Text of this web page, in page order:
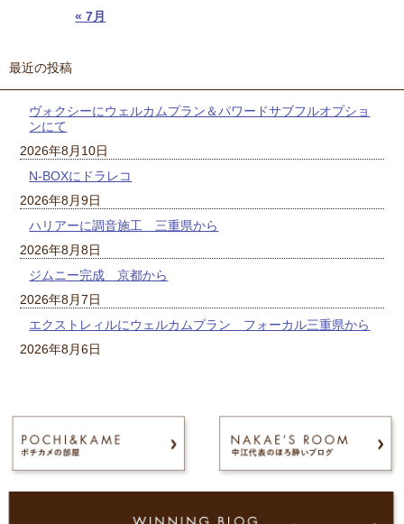
« 7月
最近の投稿
ヴォクシーにウェルカムプラン＆パワードサブフルオプショ
ンにて
2026年8月10日
N-BOXにドラレコ
2026年8月9日
ハリアーに調音施工 三重県から
2026年8月8日
ジムニー完成 京都から
2026年8月7日
エクストレィルにウェルカムプラン フォーカル三重県から
2026年8月6日